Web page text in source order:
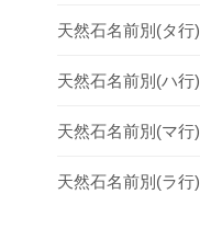
天然石名前別(タ行)
天然石名前別(ハ行)
天然石名前別(マ行)
天然石名前別(ラ行)